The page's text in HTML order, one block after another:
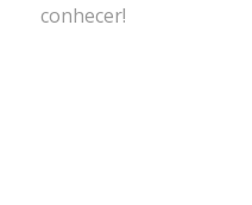
conhecer!